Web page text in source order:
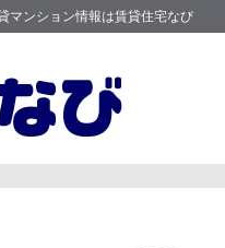
マンション情報は賃貸住宅なび